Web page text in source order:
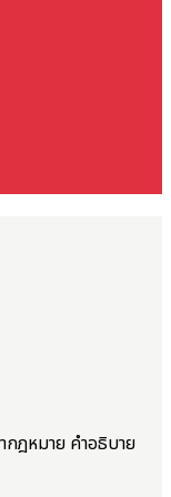
กฎหมาย คำอธิบาย